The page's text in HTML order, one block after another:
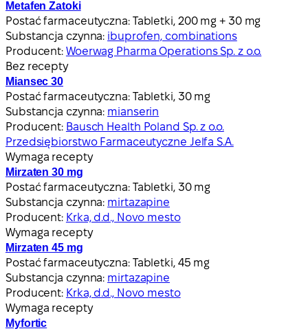
Metafen Zatoki
Postać farmaceutyczna: Tabletki, 200 mg + 30 mg
Substancja czynna: ibuprofen, combinations
Producent: Woerwag Pharma Operations Sp. z o.o.
Bez recepty
Miansec 30
Postać farmaceutyczna: Tabletki, 30 mg
Substancja czynna: mianserin
Producent: Bausch Health Poland Sp. z o.o.
Przedsiębiorstwo Farmaceutyczne Jelfa S.A.
Wymaga recepty
Mirzaten 30 mg
Postać farmaceutyczna: Tabletki, 30 mg
Substancja czynna: mirtazapine
Producent: Krka, d.d., Novo mesto
Wymaga recepty
Mirzaten 45 mg
Postać farmaceutyczna: Tabletki, 45 mg
Substancja czynna: mirtazapine
Producent: Krka, d.d., Novo mesto
Wymaga recepty
Myfortic